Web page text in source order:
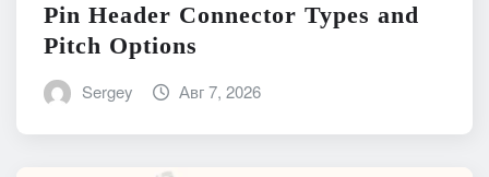
Pin Header Connector Types and
Pitch Options
Sergey Авг 7, 2026